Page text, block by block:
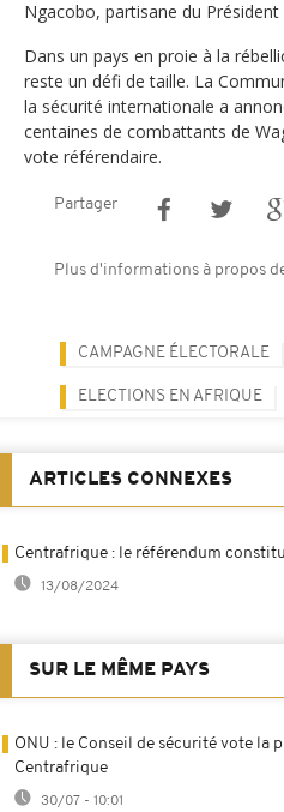
Ngacobo, partisane du Président
Dans un pays en proie à la
reste un défi de taille. La
la sécurité internationale a
centaines de combattants de
vote référendaire.
Partager
Plus d'informations à propos
CAMPAGNE ÉLECTORALE
ELECTIONS EN AFRIQUE
ARTICLES CONNEXES
Centrafrique : le référendum
13/08/2024
SUR LE MÊME PAYS
ONU : le Conseil de sécurité vote la
Centrafrique
30/07 - 10:01